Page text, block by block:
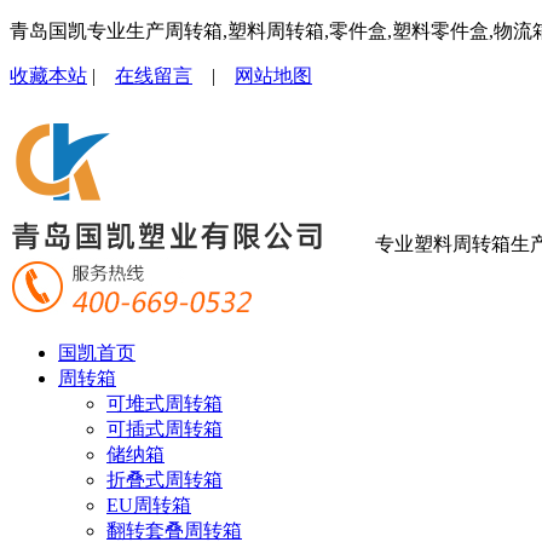
青岛国凯专业生产周转箱,塑料周转箱,零件盒,塑料零件盒,物流
收藏本站 | 在线留言 | 网站地图
专业塑料周转箱生
国凯首页
周转箱
可堆式周转箱
可插式周转箱
储纳箱
折叠式周转箱
EU周转箱
翻转套叠周转箱